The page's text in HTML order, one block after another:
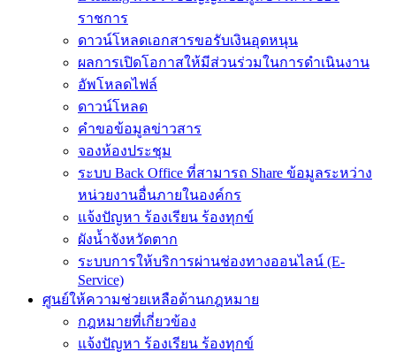
ราชการ
ดาวน์โหลดเอกสารขอรับเงินอุดหนุน
ผลการเปิดโอกาสให้มีส่วนร่วมในการดำเนินงาน
อัพโหลดไฟล์
ดาวน์โหลด
คำขอข้อมูลข่าวสาร
จองห้องประชุม
ระบบ Back Office ที่สามารถ Share ข้อมูลระหว่าง
หน่วยงานอื่นภายในองค์กร
แจ้งปัญหา ร้องเรียน ร้องทุกข์
ผังน้ำจังหวัดตาก
ระบบการให้บริการผ่านช่องทางออนไลน์ (E-
Service)
ศูนย์ให้ความช่วยเหลือด้านกฎหมาย
กฎหมายที่เกี่ยวข้อง
แจ้งปัญหา ร้องเรียน ร้องทุกข์